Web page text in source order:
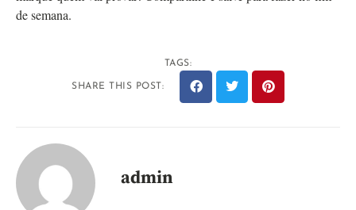
de semana.
TAGS:
SHARE THIS POST:
admin